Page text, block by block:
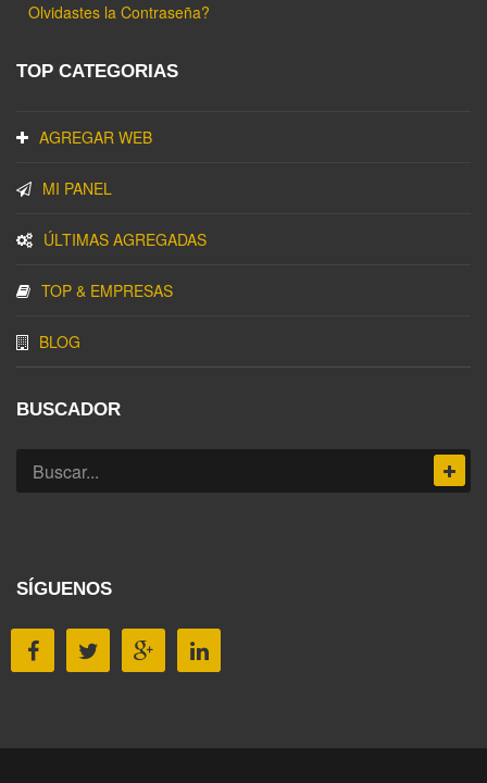
Olvidastes la Contraseña?
TOP CATEGORIAS
AGREGAR WEB
MI PANEL
ÚLTIMAS AGREGADAS
TOP & EMPRESAS
BLOG
BUSCADOR
SÍGUENOS